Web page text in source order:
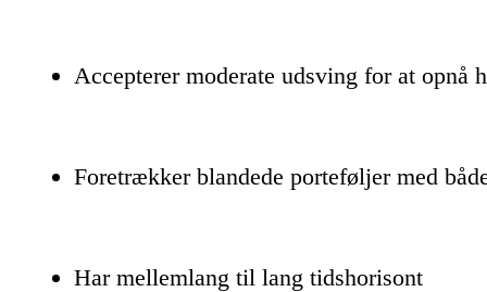
Accepterer moderate udsving for at opnå
Foretrækker blandede porteføljer med
Har mellemlang til lang tidshorisont